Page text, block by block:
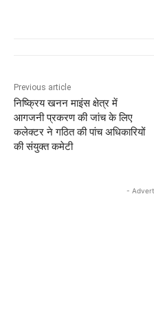
Previous article
निष्क्रिय खनन माइंस क्षेत्र में
आगजनी प्रकरण की जांच के लिए
कलेक्टर ने गठित की पांच अधिकारियों
की संयुक्त कमेटी
-